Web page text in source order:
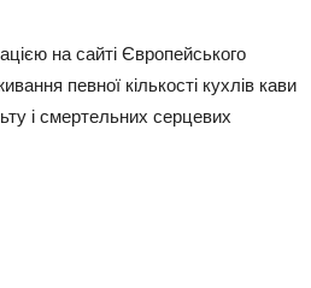
на сайті Європейського
певної кількості кухлів кави
і смертельних серцевих